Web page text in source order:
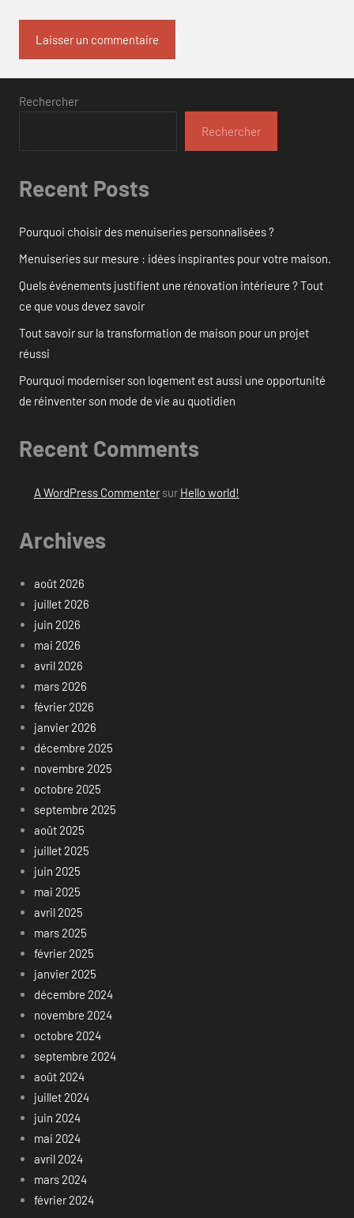
Rechercher
Rechercher
Recent Posts
Pourquoi choisir des menuiseries personnalisées ?
Menuiseries sur mesure : idées inspirantes pour votre maison.
Quels événements justifient une rénovation intérieure ? Tout
ce que vous devez savoir
Tout savoir sur la transformation de maison pour un projet
réussi
Pourquoi moderniser son logement est aussi une opportunité
de réinventer son mode de vie au quotidien
Recent Comments
A WordPress Commentersur Hello world!
Archives
août 2026
juillet 2026
juin 2026
mai 2026
avril 2026
mars 2026
février 2026
janvier 2026
décembre 2025
novembre 2025
octobre 2025
septembre 2025
août 2025
juillet 2025
juin 2025
mai 2025
avril 2025
mars 2025
février 2025
janvier 2025
décembre 2024
novembre 2024
octobre 2024
septembre 2024
août 2024
juillet 2024
juin 2024
mai 2024
avril 2024
mars 2024
février 2024